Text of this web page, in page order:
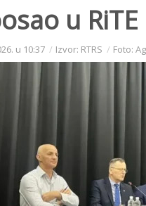
u RiTE
u 10:37 Izvor: RTRS Foto: